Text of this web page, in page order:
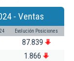
- Ventas
Evolución Posiciones
87.839
1.866